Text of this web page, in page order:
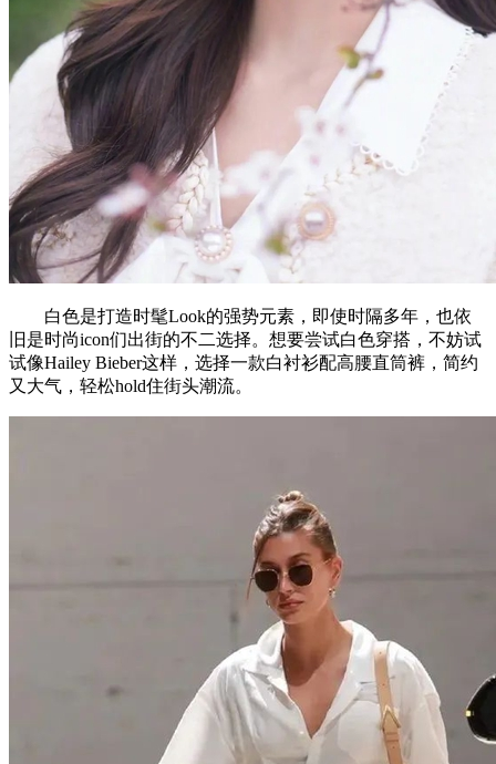
白色是打造时髦Look的强势元素，即使时隔多年，也依
旧是时尚icon们出街的不二选择。想要尝试白色穿搭，不妨试
试像Hailey Bieber这样，选择一款白衬衫配高腰直筒裤，简约
又大气，轻松hold住街头潮流。